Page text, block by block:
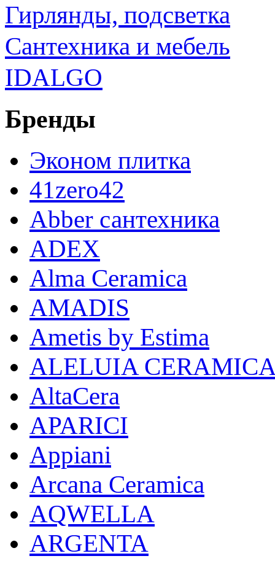
Гирлянды, подсветка
Сантехника и мебель
IDALGO
Бренды
Эконом плитка
41zero42
Abber сантехника
ADEX
Alma Ceramica
AMADIS
Ametis by Estima
ALELUIA
AltaCera
APARICI
Appiani
Arcana Ceramica
AQWELLA
ARGENTA